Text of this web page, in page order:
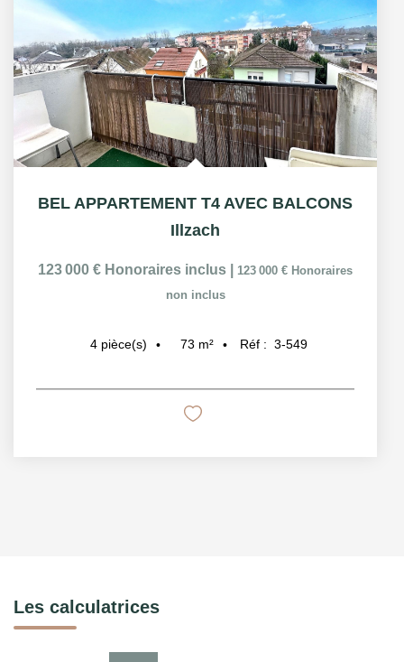
BEL APPARTEMENT T4 AVEC BALCONS
Illzach
123 000 € Honoraires inclus 123 000 € Honoraires
non inclus
4 pièce(s) 73 m² Réf : 3-549
Les calculatrices